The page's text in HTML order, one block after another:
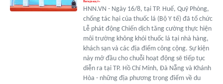
HNN.VN - Ngày 16/8, tại TP. Huế, Quỹ Phòng,
chống tác hại của thuốc lá (Bộ Y tế) đã tổ chức
Lễ phát động Chiến dịch tăng cường thực hiện
môi trường không khói thuốc lá tại nhà hàng,
khách sạn và các địa điểm công cộng. Sự kiện
này mở đầu cho chuỗi hoạt động sẽ tiếp tục
diễn ra tại TP. Hồ Chí Minh, Đà Nẵng và Khánh
Hòa - những địa phương trọng điểm về du